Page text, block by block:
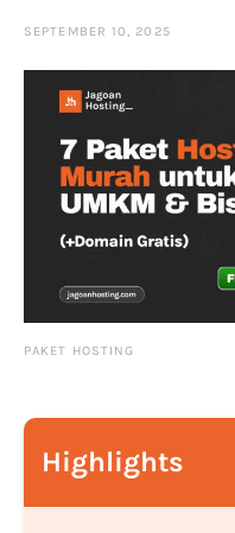
SEPTEMBER 10, 2025
PAKET HOSTING
Highlights